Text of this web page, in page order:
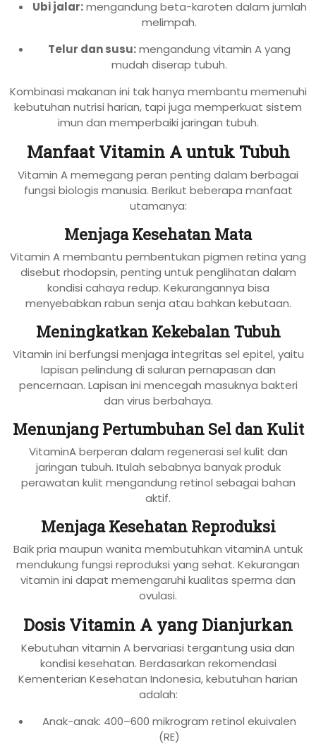
Ubi jalar:mengandung beta-karoten dalam jumlah
melimpah.
Telur dan susu:mengandung vitamin A yang
mudah diserap tubuh.
Kombinasi makanan ini tak hanya membantu memenuhi
kebutuhan nutrisi harian, tapi juga memperkuat sistem
imun dan memperbaiki jaringan tubuh.
Manfaat Vitamin A untuk Tubuh
Vitamin A memegang peran penting dalam berbagai
fungsi biologis manusia. Berikut beberapa manfaat
utamanya:
Menjaga Kesehatan Mata
Vitamin A membantu pembentukan pigmen retina yang
disebut rhodopsin, penting untuk penglihatan dalam
kondisi cahaya redup. Kekurangannya bisa
menyebabkan rabun senja atau bahkan kebutaan.
Meningkatkan Kekebalan Tubuh
Vitamin ini berfungsi menjaga integritas sel epitel, yaitu
lapisan pelindung di saluran pernapasan dan
pencernaan. Lapisan ini mencegah masuknya bakteri
dan virus berbahaya.
Menunjang Pertumbuhan Sel dan Kulit
VitaminA berperan dalam regenerasi sel kulit dan
jaringan tubuh. Itulah sebabnya banyak produk
perawatan kulit mengandung retinol sebagai bahan
aktif.
Menjaga Kesehatan Reproduksi
Baik pria maupun wanita membutuhkan vitaminA untuk
mendukung fungsi reproduksi yang sehat. Kekurangan
vitamin ini dapat memengaruhi kualitas sperma dan
ovulasi.
Dosis Vitamin A yang Dianjurkan
Kebutuhan vitamin A bervariasi tergantung usia dan
kondisi kesehatan. Berdasarkan rekomendasi
Kementerian Kesehatan Indonesia, kebutuhan harian
adalah:
Anak-anak: 400–600 mikrogram retinol ekuivalen
(RE)